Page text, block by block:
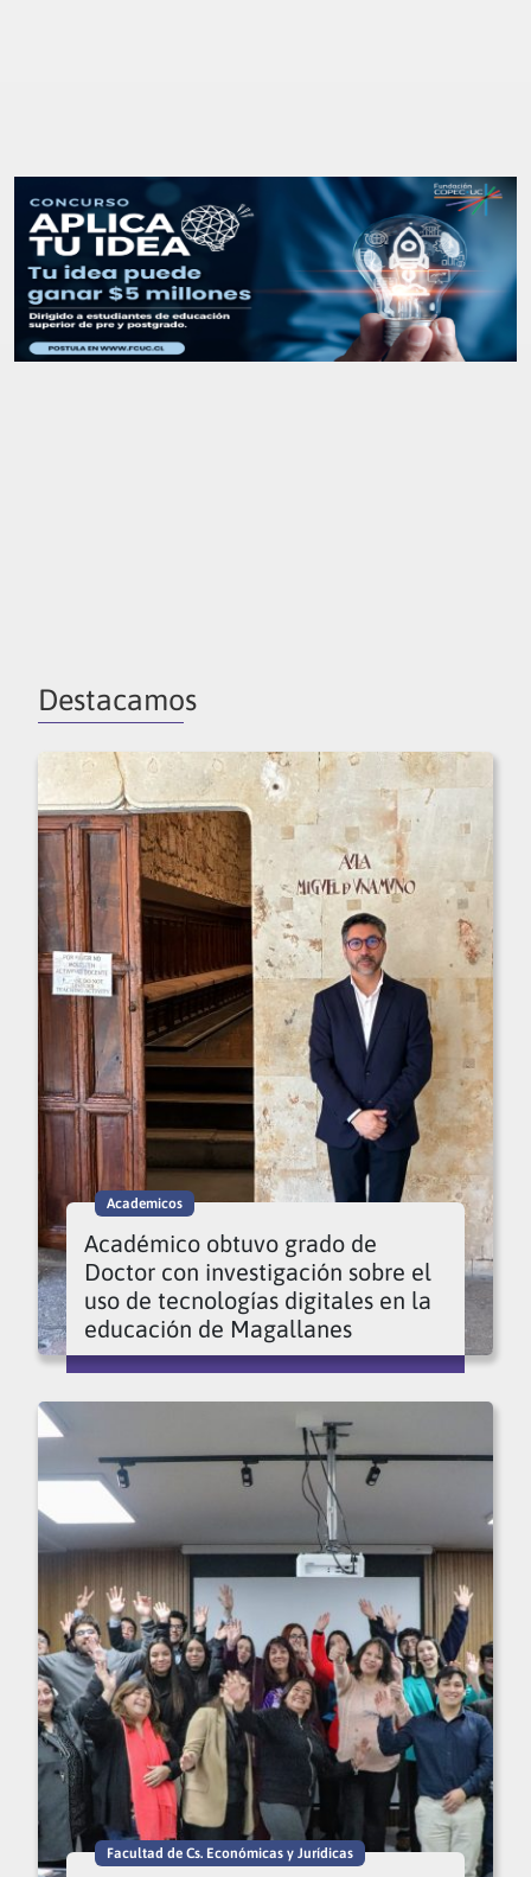
Destacamos
Academicos
Académico obtuvo grado de
Doctor con investigación sobre el
uso de tecnologías digitales en la
educación de Magallanes
Facultad de Cs. Económicas y Jurídicas